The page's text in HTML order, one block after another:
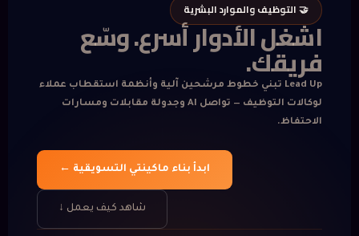
🤝 التوظيف والموارد البشرية
اشغل الأدوار أسرع. وسّع
فريقك.
Lead Up تبني خطوط مرشحين آلية وأنظمة استقطاب عملاء
لوكالات التوظيف — تواصل AI وجدولة مقابلات ومسارات
الاحتفاظ.
ابدأ بناء ماكينتي التسويقية ←
شاهد كيف يعمل ↓